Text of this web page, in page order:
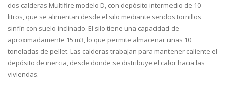
dos calderas Multifire modelo D, con depósito intermedio de 10
litros, que se alimentan desde el silo mediante sendos tornillos
sinfín con suelo inclinado. El silo tiene una capacidad de
aproximadamente 15 m3, lo que permite almacenar unas 10
toneladas de pellet. Las calderas trabajan para mantener caliente el
depósito de inercia, desde donde se distribuye el calor hacia las
viviendas.